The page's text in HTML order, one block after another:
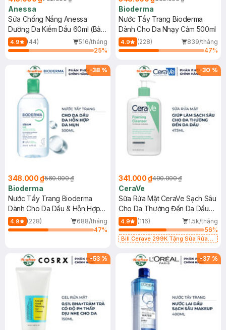
Anessa
Sữa Chống Nắng Anessa
Dưỡng Da Kiềm Dầu 60ml (Bản
Mới)
4.9 (44)
516/tháng
25%
Bioderma
Nước Tẩy Trang Bioderma
Dành Cho Da Nhạy Cảm 500ml
4.9 (228)
839/tháng
47%
-38 %
348.000 ₫560.000 ₫
Bioderma
Nước Tẩy Trang Bioderma
Dành Cho Da Dầu & Hỗn Hợp
500ml
4.9 (228)
688/tháng
47%
-30 %
341.000 ₫490.000 ₫
CeraVe
Sữa Rửa Mặt CeraVe Sạch Sâu
Cho Da Thường Đến Da Dầu
473ml
4.9 (116)
1.5k/tháng
56%
Bill Cerave 299K Tặng Sữa Rửa
-53 % -37 %